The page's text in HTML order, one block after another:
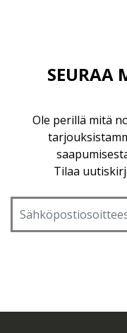
SEURAA
Ole perillä mitä
Tilaa